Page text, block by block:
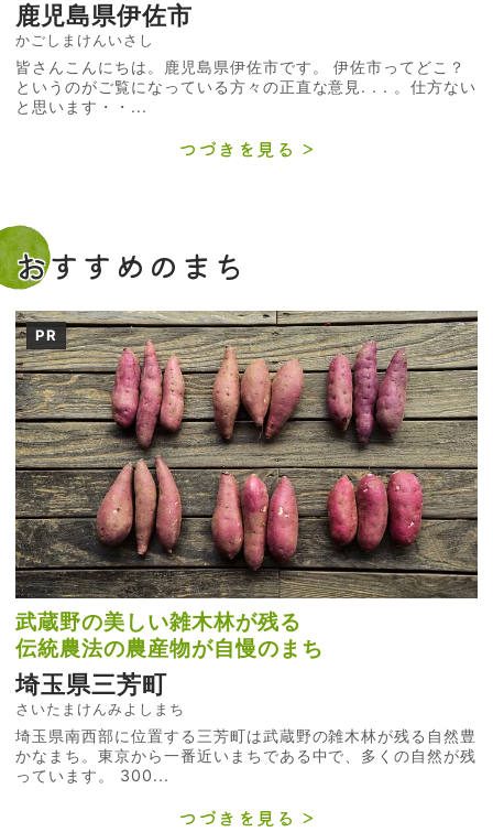
鹿児島県伊佐市
かごしまけんいさし
皆さんこんにちは。鹿児島県伊佐市です。 伊佐市ってどこ？
というのがご覧になっている方々の正直な意見. . . 。仕方ない
と思います・・...
つづきを見る
おすすめのまち
PR
武蔵野の美しい雑木林が残る
伝統農法の農産物が自慢のまち
埼玉県三芳町
さいたまけんみよしまち
埼玉県南西部に位置する三芳町は武蔵野の雑木林が残る自然豊
かなまち。東京から一番近いまちである中で、多くの自然が残
っています。 300...
つづきを見る